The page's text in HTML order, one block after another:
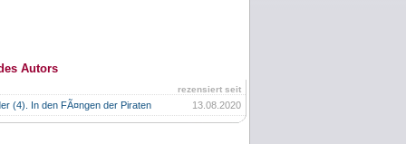
Autors
rezensiert seit
13.08.2020
(4). In den FÃ¤ngen der Piraten